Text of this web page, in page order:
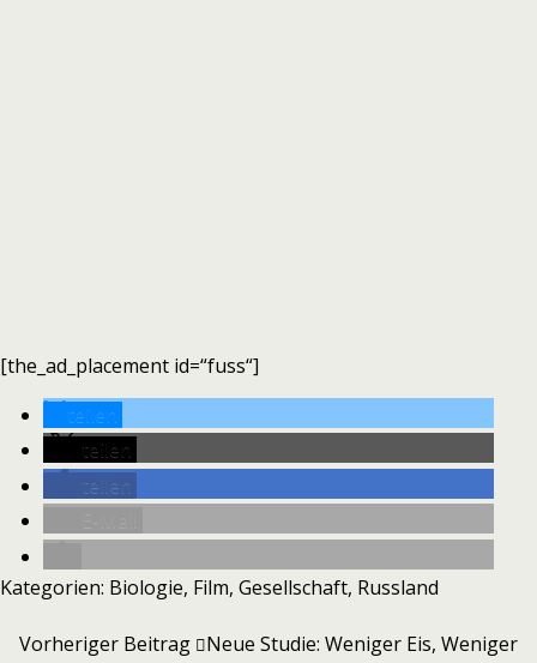
[the_ad_placement id=“fuss“]
teilen
teilen
teilen
Kategorien: Biologie, Film, Gesellschaft, Russland
Vorheriger Beitrag
Neue Studie: Weniger Eis, Weniger